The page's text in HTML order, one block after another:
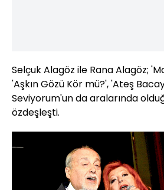
Selçuk Alagöz ile Rana Alagöz;
'Aşkın Gözü Kör mü?', 'Ateş
Seviyorum'un da aralarında
özdeşleşti.